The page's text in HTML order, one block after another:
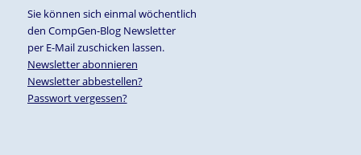
Sie können sich einmal wöchentlich
den CompGen-Blog Newsletter
per E-Mail zuschicken lassen.
Newsletter abonnieren
Newsletter abbestellen?
Passwort vergessen?